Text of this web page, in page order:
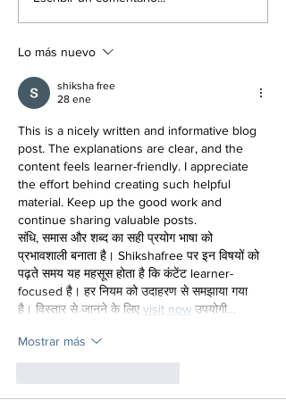
Lo más nuevo
shiksha free
28 ene
This is a nicely written and informative blog
post. The explanations are clear, and the
content feels learner-friendly. I appreciate
the effort behind creating such helpful
material. Keep up the good work and
continue sharing valuable posts.
संधि, समास और शब्द का सही प्रयोग भाषा को
प्रभावशाली बनाता है। Shikshafree पर इन विषयों को
पढ़ते समय यह महसूस होता है कि कंटेंट learner-
focused है। हर नियम को उदाहरण से समझाया गया
है। विस्तार से जानने के लिए visit now उपयोगी…
Mostrar más